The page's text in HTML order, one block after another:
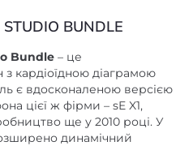
STUDIO BUNDLE
Bundle – це
кардіоїдною діаграмою
є вдосконаленою версією
цієї ж фірми – sE X1,
ще у 2010 році. У
динамічний